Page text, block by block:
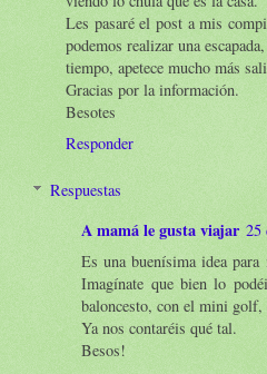
Les pasaré el post a mis
podemos realizar una
tiempo, apetece mucho más
Gracias por la información.
Besotes
Responder
Respuestas
A mamá le gusta viajar 25
Es una buenísima idea
Imagínate que bien lo
baloncesto, con el mini
Ya nos contaréis qué tal.
Besos!